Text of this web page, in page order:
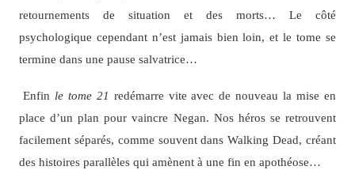
retournements de situation et des morts… Le côté
psychologique cependant n’est jamais bien loin, et le tome se
termine dans une pause salvatrice…
Enfin le tome 21 redémarre vite avec de nouveau la mise en
place d’un plan pour vaincre Negan. Nos héros se retrouvent
facilement séparés, comme souvent dans Walking Dead, créant
des histoires parallèles qui amènent à une fin en apothéose…